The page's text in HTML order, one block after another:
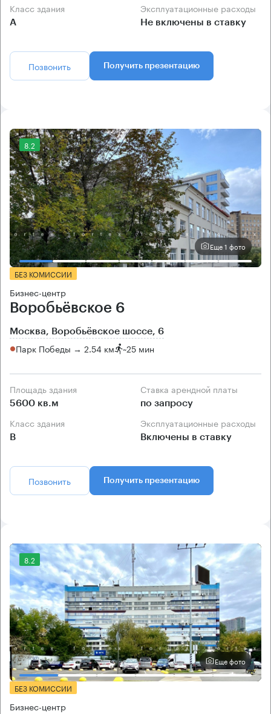
Класс здания
А
Эксплуатационные расходы
Не включены в ставку
Позвонить Получить презентацию
8.2
Еще 1 фото
БЕЗ КОМИССИИ
Бизнес-центр
Воробьёвское 6
Москва, Воробьёвское шоссе, 6
Парк Победы → 2.54 км ~25 мин
Площадь здания
5600 кв.м
Ставка арендной платы
по запросу
Класс здания
B
Эксплуатационные расходы
Включены в ставку
Позвонить Получить презентацию
8.2
Еще фото
БЕЗ КОМИССИИ
Бизнес-центр